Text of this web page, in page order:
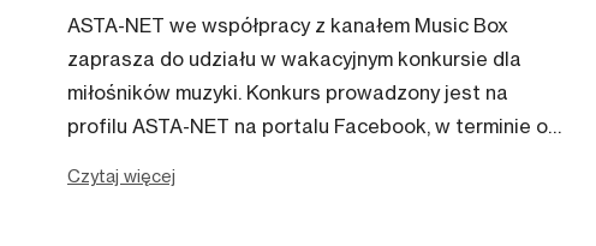
ASTA-NET we współpracy z kanałem Music Box
zaprasza do udziału w wakacyjnym konkursie dla
miłośników muzyki. Konkurs prowadzony jest na
profilu ASTA-NET na portalu Facebook, w terminie od
polega na wymy...
Czytaj więcej